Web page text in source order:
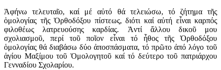
Ἀφήνω τελευταῖο, καί μέ αὐτό θά τελειώσω, τό ζήτημα τῆς
ὁμολογίας τῆς Ὀρθοδόξου πίστεως, διότι καί αὐτή εἶναι καρπός
φιλοθέως λατρευούσης καρδίας. Ἀντί ἄλλου δικοῦ μου
σχολιασμοῦ, περί τοῦ ποῖον εἶναι τό ἦθος τῆς Ὀρθοδόξου
ὁμολογίας θά διαβάσω δύο ἀποσπάσματα, τό πρῶτο ἀπό λόγο τοῦ
ἁγίου Μαξίμου τοῦ Ὁμολογητοῦ καί τό δεύτερο τοῦ πατριάρχου
Γενναδίου Σχολαρίου.